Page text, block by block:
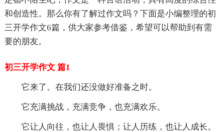
和创造性。那么你有了解过作文吗？下面是小编整理的初
三开学作文6篇，供大家参考借鉴，希望可以帮助到有需
要的朋友。
初三开学作文 篇1
它来了。在我们还没做好准备之时。
它充满挑战，充满竞争，也充满欢乐。
它让人向往，也让人畏惧；让人历练，也让人成长。